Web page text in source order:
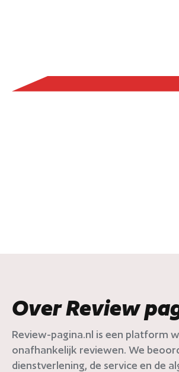
Over Review
Review-pagina.nl is een platform
onafhankelijk reviewen. We
dienstverlening, de service en de